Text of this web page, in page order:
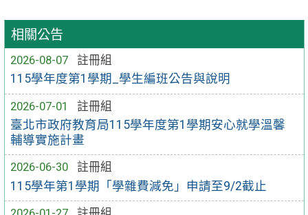
相關公告
2026-08-07
註冊組
115學年度第1學期_學生編班公告與說明
2026-07-01
註冊組
臺北市政府教育局115學年度第1學期安心就學溫馨
輔導實施計畫
2026-06-30
註冊組
115學年第1學期「學雜費減免」申請至9/2截止